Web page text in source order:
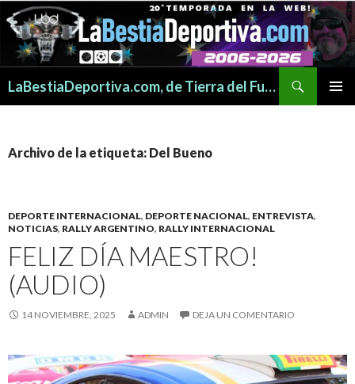
LaBestiaDeportiva.com, de Tierra del Fuego para todo el mundo
Archivo de la etiqueta: Del Bueno
DEPORTE INTERNACIONAL, DEPORTE NACIONAL, ENTREVISTA,
NOTICIAS, RALLY ARGENTINO, RALLY INTERNACIONAL
FELIZ DÍA MAESTRO!
(AUDIO)
14 NOVIEMBRE, 2025 ADMIN DEJA UN COMENTARIO